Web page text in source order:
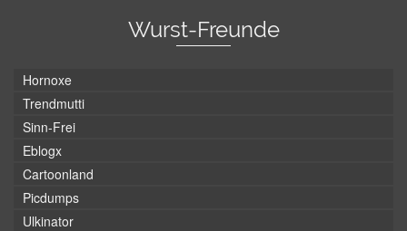
Wurst-Freunde
Hornoxe
Trendmutti
Sinn-Frei
Eblogx
Cartoonland
Picdumps
Ulkinator